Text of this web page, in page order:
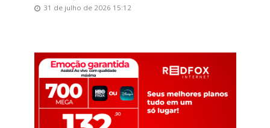
31 de julho de 2026 15:12